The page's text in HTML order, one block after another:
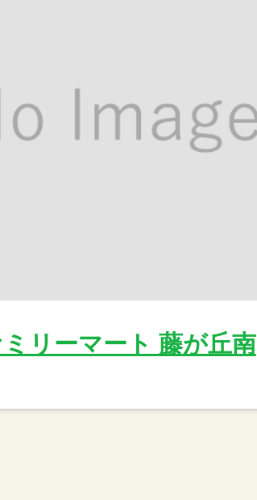
リーマート 藤が丘南